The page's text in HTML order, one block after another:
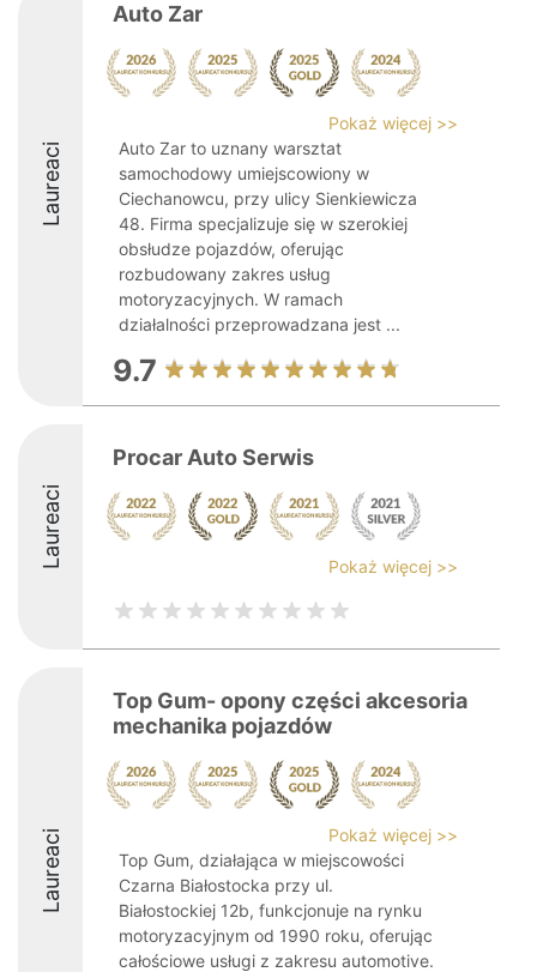
Laureaci
Auto Zar
Pokaż więcej >>
Auto Zar to uznany warsztat
samochodowy umiejscowiony w
Ciechanowcu, przy ulicy Sienkiewicza
48. Firma specjalizuje się w szerokiej
obsłudze pojazdów, oferując
rozbudowany zakres usług
motoryzacyjnych. W ramach
działalności przeprowadzana jest ...
9.7
Laureaci
Procar Auto Serwis
Pokaż więcej >>
Laureaci
Top Gum- opony części akcesoria
mechanika pojazdów
Pokaż więcej >>
Top Gum, działająca w miejscowości
Czarna Białostocka przy ul.
Białostockiej 12b, funkcjonuje na rynku
motoryzacyjnym od 1990 roku, oferując
całościowe usługi z zakresu automotive.